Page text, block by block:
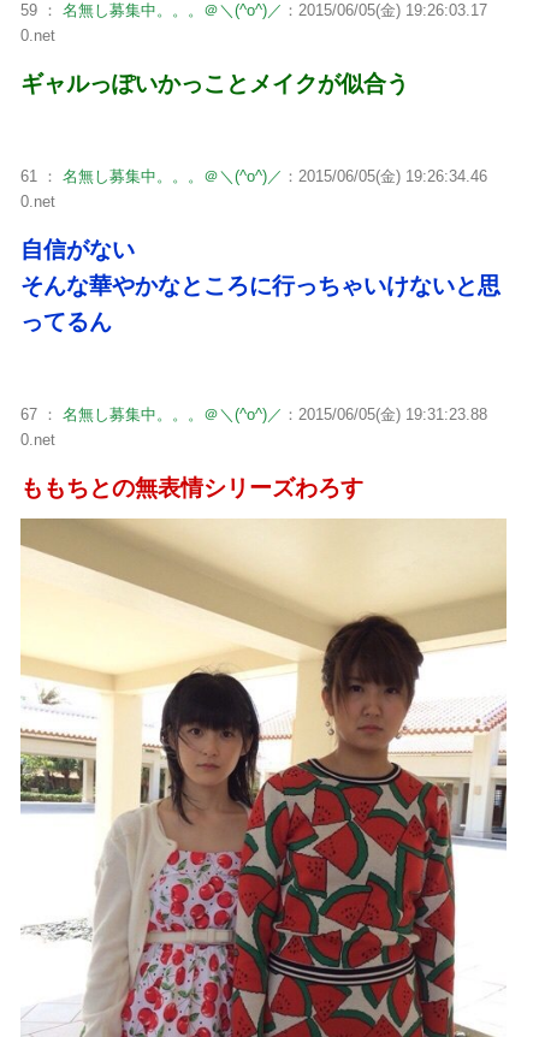
59 ： 名無し募集中。。。＠＼(^o^)／ ：2015/06/05(金) 19:26:03.17
0.net
ギャルっぽいかっことメイクが似合う
61 ： 名無し募集中。。。＠＼(^o^)／ ：2015/06/05(金) 19:26:34.46
0.net
自信がない
そんな華やかなところに行っちゃいけないと思
ってるん
67 ： 名無し募集中。。。＠＼(^o^)／ ：2015/06/05(金) 19:31:23.88
0.net
ももちとの無表情シリーズわろす